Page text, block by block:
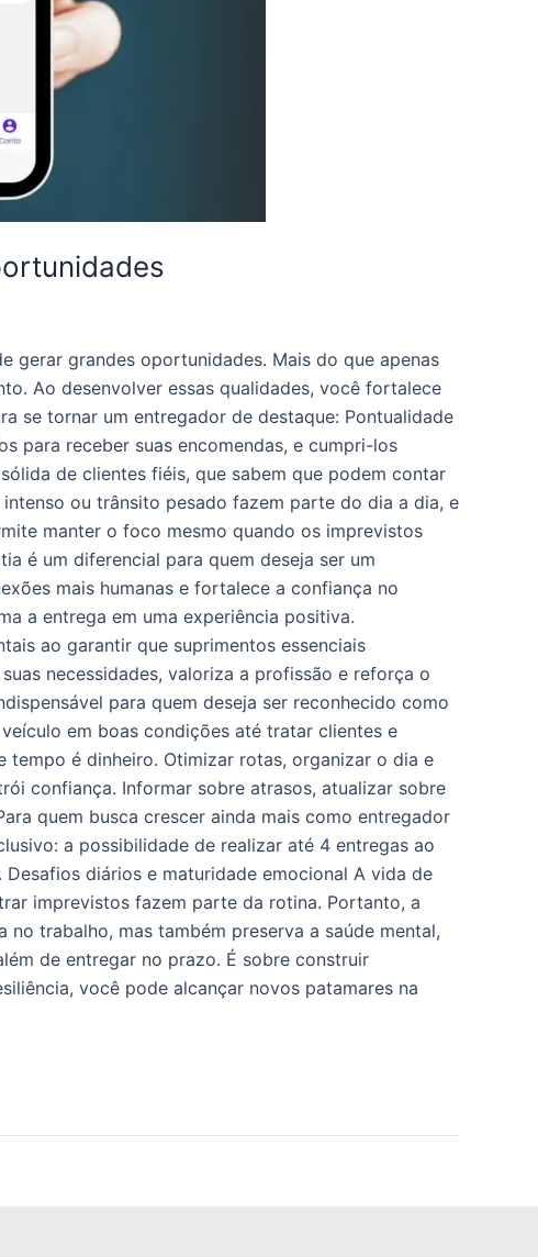
gerar grandes oportunidades. Mais do que apenas
Ao desenvolver essas qualidades, você fortalece
se tornar um entregador de destaque: Pontualidade
para receber suas encomendas, e cumpri-los
de clientes fiéis, que sabem que podem contar
ou trânsito pesado fazem parte do dia a dia, e
manter o foco mesmo quando os imprevistos
é um diferencial para quem deseja ser um
mais humanas e fortalece a confiança no
a entrega em uma experiência positiva.
ao garantir que suprimentos essenciais
necessidades, valoriza a profissão e reforça o
para quem deseja ser reconhecido como
em boas condições até tratar clientes e
é dinheiro. Otimizar rotas, organizar o dia e
confiança. Informar sobre atrasos, atualizar sobre
quem busca crescer ainda mais como entregador
a possibilidade de realizar até 4 entregas ao
diários e maturidade emocional A vida de
imprevistos fazem parte da rotina. Portanto, a
trabalho, mas também preserva a saúde mental,
de entregar no prazo. É sobre construir
você pode alcançar novos patamares na